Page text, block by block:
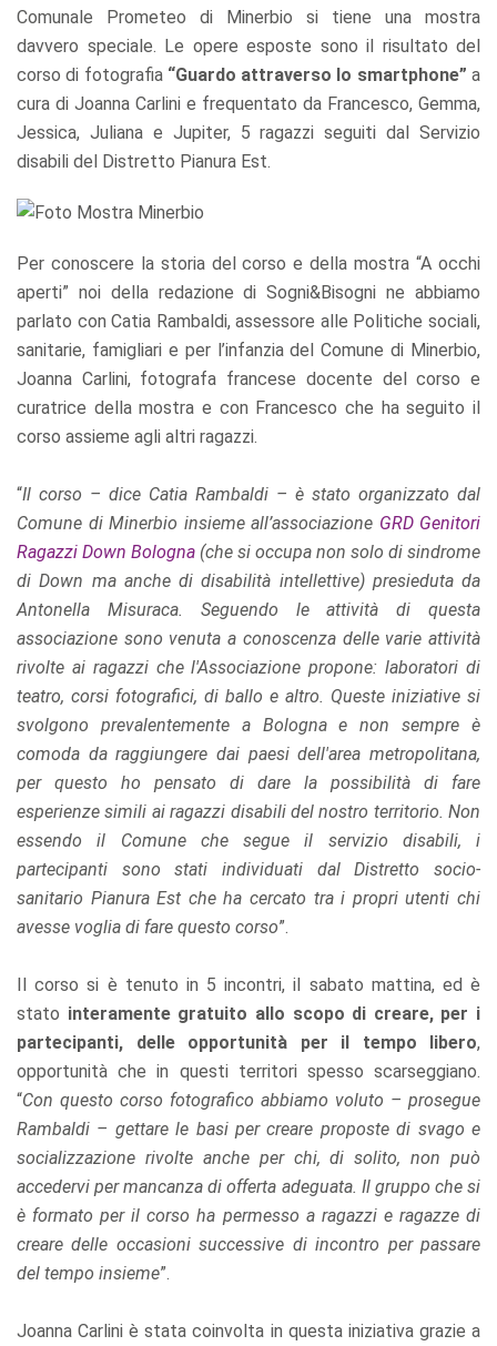
Comunale Prometeo di Minerbio si tiene una mostra
davvero speciale. Le opere esposte sono il risultato del
corso di fotografia “Guardo attraverso lo smartphone” a
cura di Joanna Carlini e frequentato da Francesco, Gemma,
Jessica, Juliana e Jupiter, 5 ragazzi seguiti dal Servizio
disabili del Distretto Pianura Est.
Per conoscere la storia del corso e della mostra “A occhi
aperti” noi della redazione di Sogni&Bisogni ne abbiamo
parlato con Catia Rambaldi, assessore alle Politiche sociali,
sanitarie, famigliari e per l’infanzia del Comune di Minerbio,
Joanna Carlini, fotografa francese docente del corso e
curatrice della mostra e con Francesco che ha seguito il
corso assieme agli altri ragazzi.
“Il corso – dice Catia Rambaldi – è stato organizzato dal
Comune di Minerbio insieme all’associazione GRD Genitori
Ragazzi Down Bologna (che si occupa non solo di sindrome
di Down ma anche di disabilità intellettive) presieduta da
Antonella Misuraca. Seguendo le attività di questa
associazione sono venuta a conoscenza delle varie attività
rivolte ai ragazzi che l'Associazione propone: laboratori di
teatro, corsi fotografici, di ballo e altro. Queste iniziative si
svolgono prevalentemente a Bologna e non sempre è
comoda da raggiungere dai paesi dell'area metropolitana,
per questo ho pensato di dare la possibilità di fare
esperienze simili ai ragazzi disabili del nostro territorio. Non
essendo il Comune che segue il servizio disabili, i
partecipanti sono stati individuati dal Distretto socio-
sanitario Pianura Est che ha cercato tra i propri utenti chi
avesse voglia di fare questo corso”.
Il corso si è tenuto in 5 incontri, il sabato mattina, ed è
stato interamente gratuito allo scopo di creare, per i
partecipanti, delle opportunità per il tempo libero,
opportunità che in questi territori spesso scarseggiano.
“Con questo corso fotografico abbiamo voluto – prosegue
Rambaldi – gettare le basi per creare proposte di svago e
socializzazione rivolte anche per chi, di solito, non può
accedervi per mancanza di offerta adeguata. Il gruppo che si
è formato per il corso ha permesso a ragazzi e ragazze di
creare delle occasioni successive di incontro per passare
del tempo insieme”.
Joanna Carlini è stata coinvolta in questa iniziativa grazie a